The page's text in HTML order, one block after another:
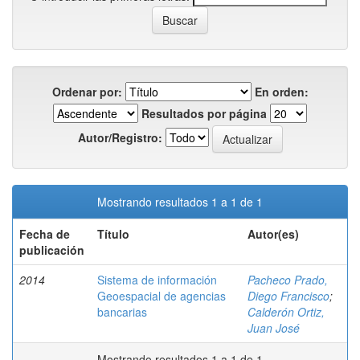
Ordenar por:
En orden:
Resultados por página
Autor/Registro:
Mostrando resultados 1 a 1 de 1
Fecha de
publicación
Título Autor(es)
2014
Sistema de información
Geoespacial de agencias
bancarias
Pacheco Prado,
Diego Francisco;
Calderón Ortiz,
Juan José